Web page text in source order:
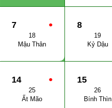
●
7
18
Mậu Thân
8
19
Kỷ Dậu
●
14
25
Ất Mão
15
26
Bính Thìn